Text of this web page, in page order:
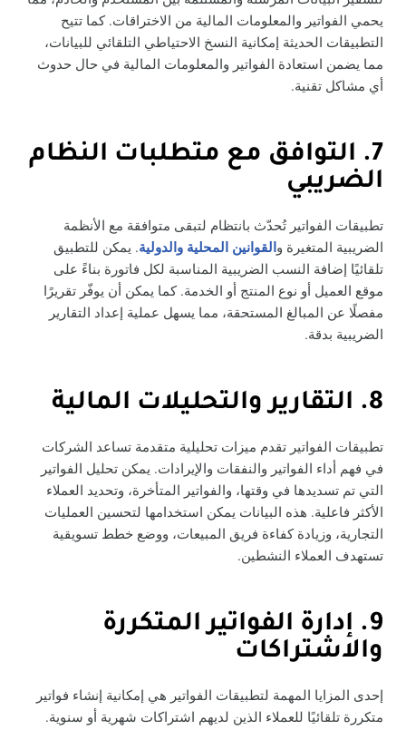
يحمي الفواتير والمعلومات المالية من الاختراقات. كما تتيح
التطبيقات الحديثة إمكانية النسخ الاحتياطي التلقائي للبيانات،
مما يضمن استعادة الفواتير والمعلومات المالية في حال حدوث
أي مشاكل تقنية.
7. التوافق مع متطلبات النظام
الضريبي
تطبيقات الفواتير تُحدّث بانتظام لتبقى متوافقة مع الأنظمة
الضريبية المتغيرة و القوانين المحلية والدولية. يمكن للتطبيق
تلقائيًا إضافة النسب الضريبية المناسبة لكل فاتورة بناءً على
موقع العميل أو نوع المنتج أو الخدمة. كما يمكن أن يوفّر تقريرًا
مفصلًا عن المبالغ المستحقة، مما يسهل عملية إعداد التقارير
الضريبية بدقة.
8. التقارير والتحليلات المالية
تطبيقات الفواتير تقدم ميزات تحليلية متقدمة تساعد الشركات
في فهم أداء الفواتير والنفقات والإيرادات. يمكن تحليل الفواتير
التي تم تسديدها في وقتها، والفواتير المتأخرة، وتحديد العملاء
الأكثر فاعلية. هذه البيانات يمكن استخدامها لتحسين العمليات
التجارية، وزيادة كفاءة فريق المبيعات، ووضع خطط تسويقية
تستهدف العملاء النشطين.
9. إدارة الفواتير المتكررة
والاشتراكات
إحدى المزايا المهمة لتطبيقات الفواتير هي إمكانية إنشاء فواتير
متكررة تلقائيًا للعملاء الذين لديهم اشتراكات شهرية أو سنوية.